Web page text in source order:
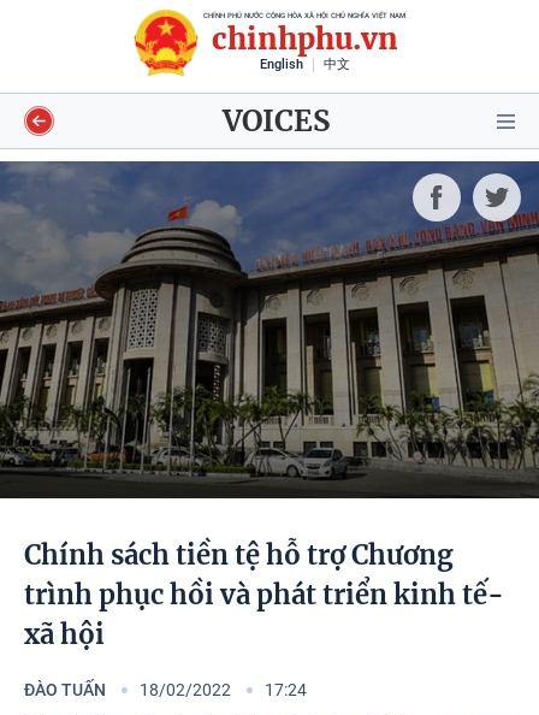
CHÍNH PHỦ NƯỚC CỘNG HÒA XÃ HỘI CHỦ NGHĨA VIỆT NAM
chinhphu.vn
English 中文
VOICES
Video
Voices
Shorts video
Longform
Infographics
Photos
Chính sách tiền tệ hỗ trợ Chương
trình phục hồi và phát triển kinh tế-
xã hội
ĐÀO TUẤN 18/02/2022 17:24